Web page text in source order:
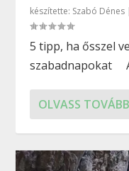
készítette: Szabó Dénes
5 tipp, ha ősszel
szabadnapokat
OLVASS TOVÁBB